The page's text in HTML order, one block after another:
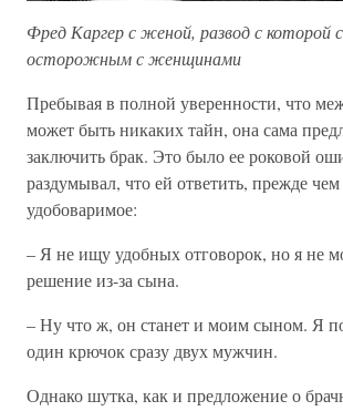
Фред Каргер с женой, развод с которой
осторожным с женщинами
Пребывая в полной уверенности, что
может быть никаких тайн, она сама
заключить брак. Это было ее роковой
раздумывал, что ей ответить, прежде чем
удобоваримое:
– Я не ищу удобных отговорок, но я не
решение из-за сына.
– Ну что ж, он станет и моим сыном. Я
один крючок сразу двух мужчин.
Однако шутка, как и предложение о